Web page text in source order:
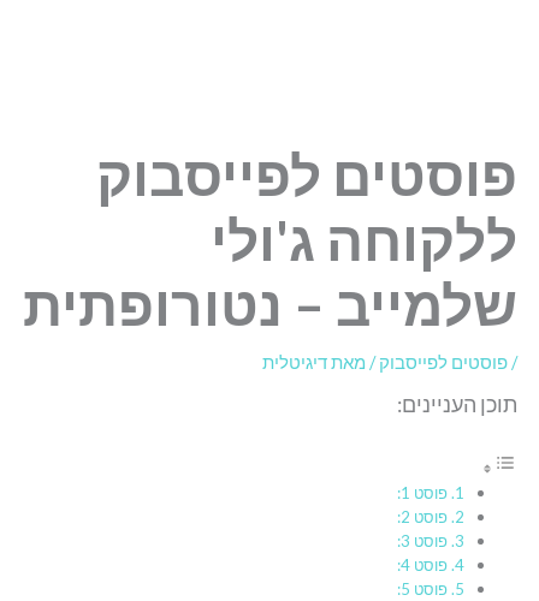
פוסטים לפייסבוק
ללקוחה ג'ולי
שלמייב – נטורופתית
/פוסטים לפייסבוק/ מאתדיגיטלית
תוכן העניינים:
פוסט 1:
פוסט 2:
פוסט 3:
פוסט 4:
פוסט 5: